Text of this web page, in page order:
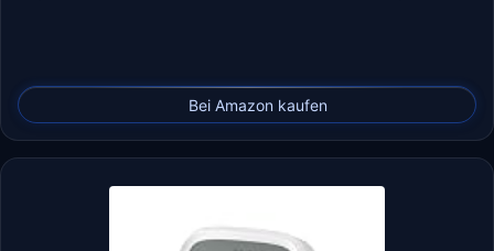
Bei Amazon kaufen